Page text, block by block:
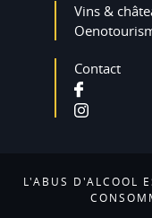
Vins &
Contact
L'ABUS D'ALCOOL